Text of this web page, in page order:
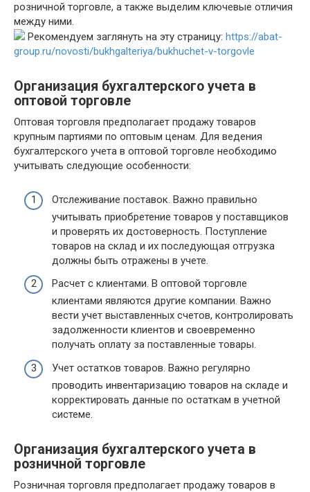
розничной торговле, а также выделим ключевые отличия
между ними.
Рекомендуем заглянуть на эту страницу: https://abat-
group.ru/novosti/bukhgalteriya/bukhuchet-v-torgovle
Организация бухгалтерского учета в
оптовой торговле
Оптовая торговля предполагает продажу товаров
крупным партиями по оптовым ценам. Для ведения
бухгалтерского учета в оптовой торговле необходимо
учитывать следующие особенности:
Отслеживание поставок. Важно правильно
учитывать приобретение товаров у поставщиков
и проверять их достоверность. Поступление
товаров на склад и их последующая отгрузка
должны быть отражены в учете.
Расчет с клиентами. В оптовой торговле
клиентами являются другие компании. Важно
вести учет выставленных счетов, контролировать
задолженности клиентов и своевременно
получать оплату за поставленные товары.
Учет остатков товаров. Важно регулярно
проводить инвентаризацию товаров на складе и
корректировать данные по остаткам в учетной
системе.
Организация бухгалтерского учета в
розничной торговле
Розничная торговля предполагает продажу товаров в